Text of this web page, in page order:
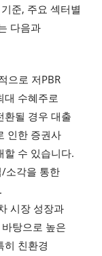
준, 주요 섹터별
다음과
으로 저PBR
대 수혜주로
환될 경우 대출
인한 증권사
할 수 있습니다.
소각을 통한
시장 성장과
탕으로 높은
히 친환경